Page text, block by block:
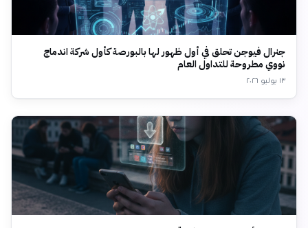
جنرال فيوجن تحلق في أول ظهور لها بالبورصة كأول شركة اندماج
نووي مطروحة للتداول العام
١٣ يوليو ٢٠٢٦